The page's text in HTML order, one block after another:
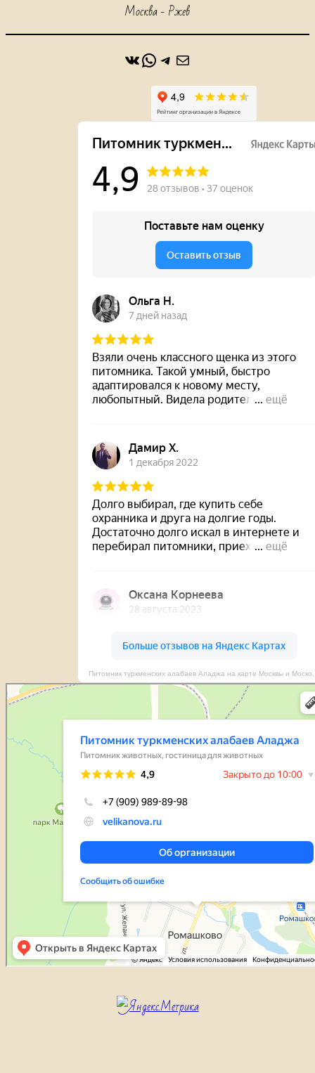
Москва - Ржев
ВКонтакте
WhatsApp
https://t.me/alabaidog
Почта
Питомник
Питомник туркменских алабаев Аладжа
Питомник животных в Москве и Московской области
Гостиница для животных в Москве и Московской области